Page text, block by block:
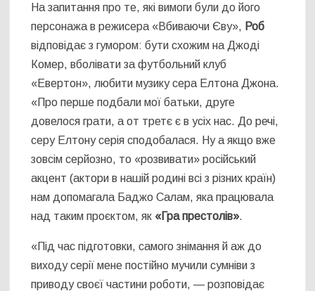
На запитання про те, які вимоги були до його
персонажа в режисера «Вбиваючи Єву», Роб
відповідає з гумором: бути схожим на Джоді
Комер, вболівати за футбольний клуб
«Евертон», любити музику сера Елтона Джона.
«Про перше подбали мої батьки, друге
довелося грати, а от третє є в усіх нас. До речі,
серу Елтону серія сподобалася. Ну а якщо вже
зовсім серйозно, то «розвивати» російський
акцент (актори в нашій родині всі з різних країн)
нам допомагала Баджо Салам, яка працювала
над таким проєктом, як «Гра престолів».
«Під час підготовки, самого знімання й аж до
виходу серії мене постійно мучили сумніви з
приводу своєї частини роботи, — розповідає